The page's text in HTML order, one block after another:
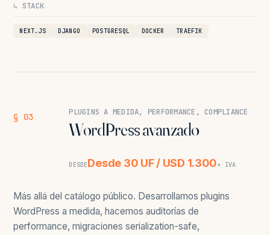
↳ STACK
NEXT.JS DJANGO POSTGRESQL DOCKER TRAEFIK
§ 03 PLUGINS A MEDIDA, PERFORMANCE, COMPLIANCE
WordPress avanzado
DESDEDesde 30 UF / USD 1.300+ IVA
Más allá del catálogo público. Desarrollamos plugins
WordPress a medida, hacemos auditorías de
performance, migraciones serialization-safe,